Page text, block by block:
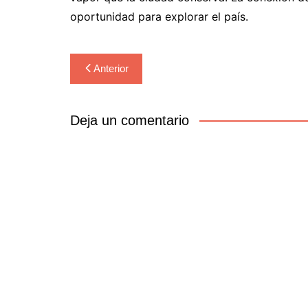
oportunidad para explorar el país.
Navegación
de
entradas
Anterior
Deja un comentario